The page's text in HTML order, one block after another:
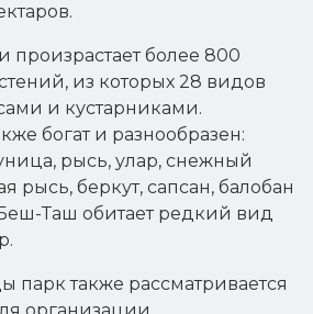
произрастает более 800
из которых 28 видов
и кустарниками.
богат и разнообразен:
рысь, улар, снежный
рысь, беркут, сапсан, балобан
Таш обитает редкий вид
парк также рассматривается